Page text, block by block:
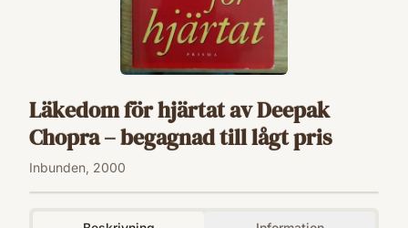
Läkedom för hjärtat av Deepak
Chopra – begagnad till lågt pris
Inbunden, 2000